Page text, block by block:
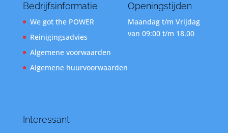
Bedrijfsinformatie
We got the POWER
Reinigingsadvies
Algemene voorwaarden
Algemene huurvoorwaarden
Openingstijden
Maandag t/m Vrijdag
van 09:00 t/m 18.00
Interessant